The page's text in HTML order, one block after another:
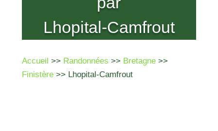
Lhopital-Camfrout
Accueil >> Randonnées >> Bretagne>>
Finistère>> Lhopital-Camfrout